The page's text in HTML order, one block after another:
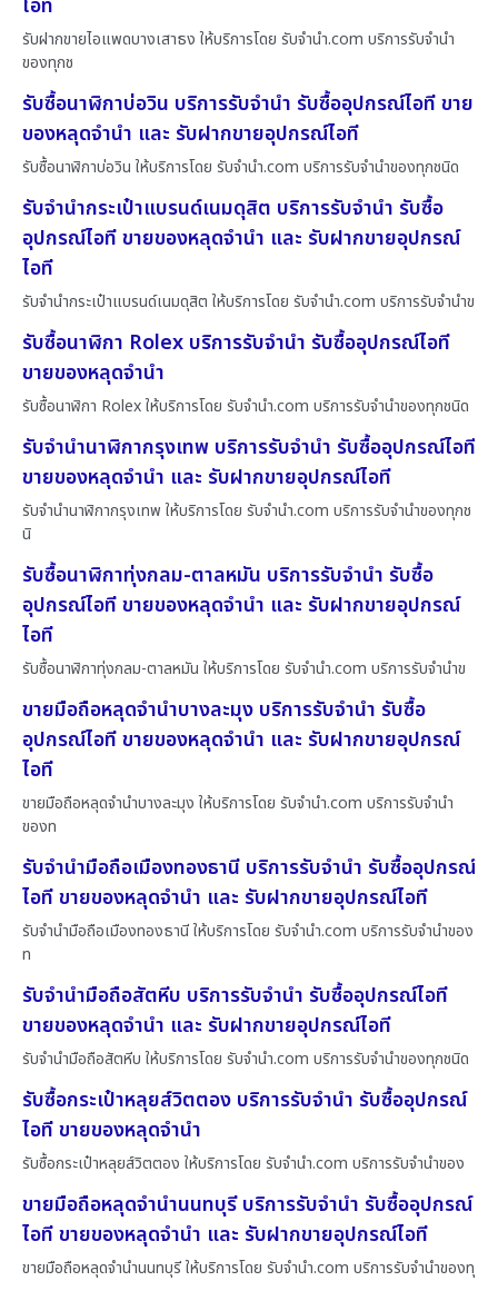
ไอที
รับฝากขายไอแพดบางเสาธง ให้บริการโดย รับจํานํา.com บริการรับจำนำ
ของทุกช
รับซื้อนาฬิกาบ่อวิน บริการรับจำนำ รับซื้ออุปกรณ์ไอที ขาย
ของหลุดจำนำ และ รับฝากขายอุปกรณ์ไอที
รับซื้อนาฬิกาบ่อวิน ให้บริการโดย รับจํานํา.com บริการรับจำนำของทุกชนิด
รับจำนำกระเป๋าแบรนด์เนมดุสิต บริการรับจำนำ รับซื้อ
อุปกรณ์ไอที ขายของหลุดจำนำ และ รับฝากขายอุปกรณ์
ไอที
รับจำนำกระเป๋าแบรนด์เนมดุสิต ให้บริการโดย รับจํานํา.com บริการรับจำนำข
รับซื้อนาฬิกา Rolex บริการรับจำนำ รับซื้ออุปกรณ์ไอที
ขายของหลุดจำนำ
รับซื้อนาฬิกา Rolex ให้บริการโดย รับจํานํา.com บริการรับจำนำของทุกชนิด
รับจำนำนาฬิกากรุงเทพ บริการรับจำนำ รับซื้ออุปกรณ์ไอที
ขายของหลุดจำนำ และ รับฝากขายอุปกรณ์ไอที
รับจำนำนาฬิกากรุงเทพ ให้บริการโดย รับจํานํา.com บริการรับจำนำของทุกช
นิ
รับซื้อนาฬิกาทุ่งกลม-ตาลหมัน บริการรับจำนำ รับซื้อ
อุปกรณ์ไอที ขายของหลุดจำนำ และ รับฝากขายอุปกรณ์
ไอที
รับซื้อนาฬิกาทุ่งกลม-ตาลหมัน ให้บริการโดย รับจํานํา.com บริการรับจำนำข
ขายมือถือหลุดจำนำบางละมุง บริการรับจำนำ รับซื้อ
อุปกรณ์ไอที ขายของหลุดจำนำ และ รับฝากขายอุปกรณ์
ไอที
ขายมือถือหลุดจำนำบางละมุง ให้บริการโดย รับจํานํา.com บริการรับจำนำ
ของท
รับจำนำมือถือเมืองทองธานี บริการรับจำนำ รับซื้ออุปกรณ์
ไอที ขายของหลุดจำนำ และ รับฝากขายอุปกรณ์ไอที
รับจำนำมือถือเมืองทองธานี ให้บริการโดย รับจํานํา.com บริการรับจำนำของ
ท
รับจำนำมือถือสัตหีบ บริการรับจำนำ รับซื้ออุปกรณ์ไอที
ขายของหลุดจำนำ และ รับฝากขายอุปกรณ์ไอที
รับจำนำมือถือสัตหีบ ให้บริการโดย รับจํานํา.com บริการรับจำนำของทุกชนิด
รับซื้อกระเป๋าหลุยส์วิตตอง บริการรับจำนำ รับซื้ออุปกรณ์
ไอที ขายของหลุดจำนำ
รับซื้อกระเป๋าหลุยส์วิตตอง ให้บริการโดย รับจํานํา.com บริการรับจำนำของ
ขายมือถือหลุดจำนำนนทบุรี บริการรับจำนำ รับซื้ออุปกรณ์
ไอที ขายของหลุดจำนำ และ รับฝากขายอุปกรณ์ไอที
ขายมือถือหลุดจำนำนนทบุรี ให้บริการโดย รับจํานํา.com บริการรับจำนำของทุ